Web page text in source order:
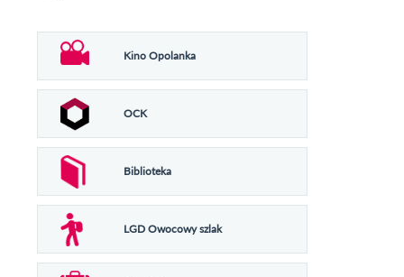
Kino Opolanka
OCK
Biblioteka
LGD Owocowy szlak